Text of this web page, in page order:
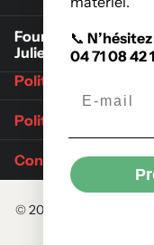
Fournisseur de
Julien-Chapteuil
Politique de retours
Politique
Conditions
©2026
📞
04 71 08 42